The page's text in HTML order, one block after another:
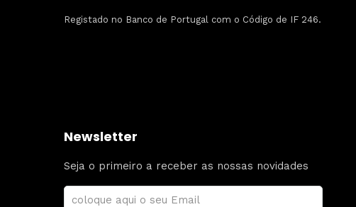
Registado no Banco de Portugal com o Código de IF 246.
Newsletter
Seja o primeiro a receber as nossas novidades